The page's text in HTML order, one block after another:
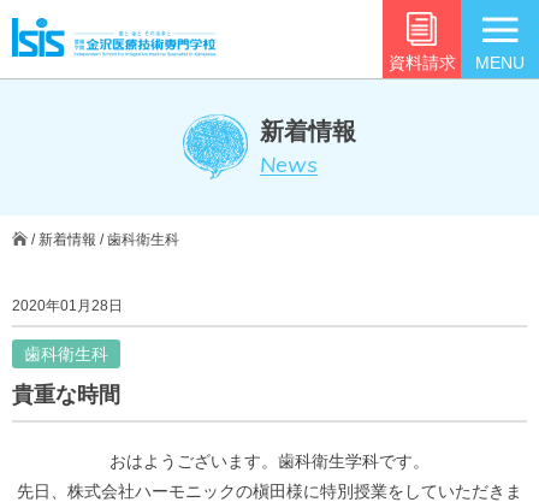
資料請求 MENU
新着情報
News
/ 新着情報 /歯科衛生科
2020年01月28日
歯科衛生科
貴重な時間
おはようございます。歯科衛生学科です。
先日、株式会社ハーモニックの槇田様に特別授業をしていただきま